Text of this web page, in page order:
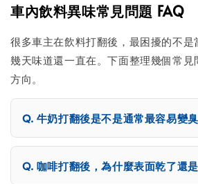
車內飲料異味常見問題 FAQ
很多車主在飲料打翻後，最困擾的不是
幾天味道還一直在。下面整理幾個常見
方向。
牛奶打翻後是不是通常最容易變
咖啡打翻後，為什麼表面乾了還